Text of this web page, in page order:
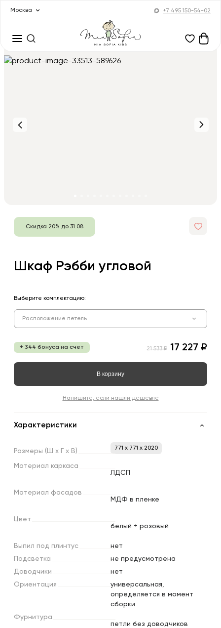
Москва +7 495 150-54-02
Скидка 20% до 31.08
Шкаф Рэбби угловой
Выберите комплектацию:
Расположение петель
+ 344 бонуса на счет 21 533 ₽ 17 227 ₽
В корзину
Напишите, если нашли дешевле
Характеристики
Размеры (Ш х х В) 771 x 771 x 2020
Материал каркаса
ЛДСП
Материал фасадов
МДФ в пленке
Цвет
белый + розовый
Выпил под плинтус
нет
Подсветка
не предусмотрена
Доводчики
нет
Ориентация
универсальная,
определяется в момент
сборки
Фурнитура
петли без доводчиков